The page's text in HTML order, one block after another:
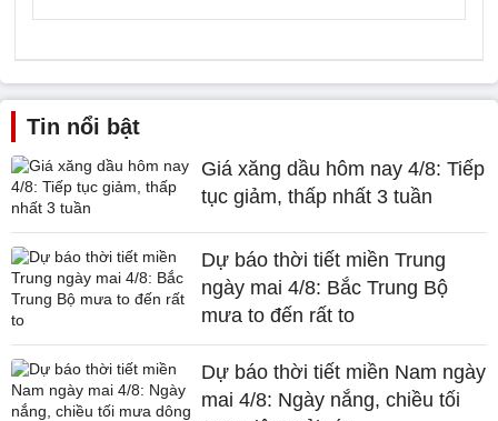
Tin nổi bật
Giá xăng dầu hôm nay 4/8: Tiếp
tục giảm, thấp nhất 3 tuần
Dự báo thời tiết miền Trung
ngày mai 4/8: Bắc Trung Bộ
mưa to đến rất to
Dự báo thời tiết miền Nam ngày
mai 4/8: Ngày nắng, chiều tối